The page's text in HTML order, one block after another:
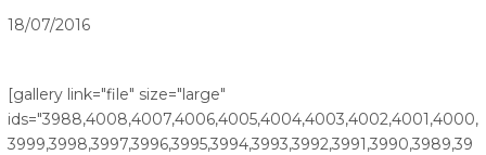
18/07/2016
[gallery link="file" size="large"
ids="3988,4008,4007,4006,4005,4004,4003,4002,4001,4000,
3999,3998,3997,3996,3995,3994,3993,3992,3991,3990,3989,39